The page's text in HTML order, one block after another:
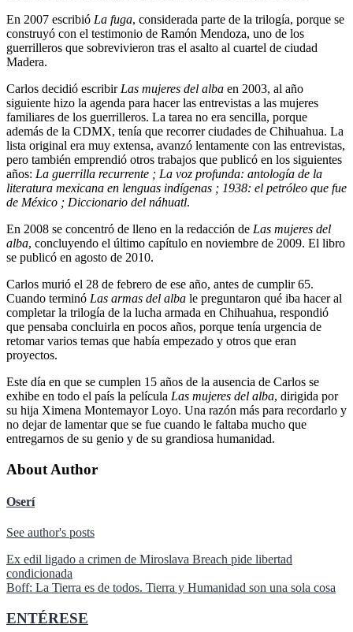
En 2007 escribió La fuga, considerada parte de la trilogía, porque se
construyó con el testimonio de Ramón Mendoza, uno de los
guerrilleros que sobrevivieron tras el asalto al cuartel de ciudad
Madera.
Carlos decidió escribir Las mujeres del alba en 2003, al año
siguiente hizo la agenda para hacer las entrevistas a las mujeres
familiares de los guerrilleros. La tarea no era sencilla, porque
además de la CDMX, tenía que recorrer ciudades de Chihuahua. La
lista original era muy extensa, avanzó lentamente con las entrevistas,
pero también emprendió otros trabajos que publicó en los siguientes
años: La guerrilla recurrente ; La voz profunda: antología de la
literatura mexicana en lenguas indígenas ; 1938: el petróleo que fue
de México ; Diccionario del náhuatl.
En 2008 se concentró de lleno en la redacción de Las mujeres del
alba, concluyendo el último capítulo en noviembre de 2009. El libro
se publicó en agosto de 2010.
Carlos murió el 28 de febrero de ese año, antes de cumplir 65.
Cuando terminó Las armas del alba le preguntaron qué iba hacer al
completar la trilogía de la lucha armada en Chihuahua, respondió
que pensaba concluirla en pocos años, porque tenía urgencia de
retomar varios temas que había empezado y otros que eran
proyectos.
Este día en que se cumplen 15 años de la ausencia de Carlos se
exhibe en todo el país la película Las mujeres del alba, dirigida por
su hija Ximena Montemayor Loyo. Una razón más para recordarlo y
no dejar de lamentar que se fue cuando le faltaba mucho que
entregarnos de su genio y de su grandiosa humanidad.
About Author
Oserí
See author's posts
Navegación
de
Ex edil ligado a crimen de Miroslava Breach pide libertad
condicionada
Boff: La Tierra es de todos. Tierra y Humanidad son una sola cosa
ENTÉRESE